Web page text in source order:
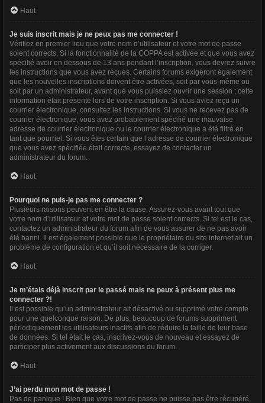
Haut
Je suis inscrit mais je ne peux pas me connecter !
Vérifiez en premier lieu que votre nom d’utilisateur et votre mot de passe
soient corrects. Si la fonctionnalité de la COPPA est activée et que vous avez
spécifié avoir en dessous de 13 ans pendant l’inscription, vous devrez suivre
les instructions que vous avez reçues. Certains forums exigeront également
que les nouvelles inscriptions doivent être activées, soit par vous-même ou
soit par un administrateur, avant que vous puissiez ouvrir une session ; cette
information était présente lors de votre inscription. Si vous aviez reçu un
courrier électronique, consultez les instructions. Si vous ne recevez pas de
courrier électronique, vous avez probablement spécifié une mauvaise
adresse de courrier électronique ou le courrier électronique a été filtré en
tant que pourriel. Si vous êtes certain que l’adresse de courrier électronique
que vous avez spécifiée était correcte, essayez de contacter un
administrateur du forum.
Haut
Pourquoi ne puis-je pas me connecter ?
Plusieurs raisons peuvent en être la cause. Assurez-vous avant tout que
votre nom d’utilisateur et votre mot de passe soient corrects. Si tel est le cas,
contactez un administrateur du forum afin de vous assurer de ne pas avoir
été banni. Il est également possible que le propriétaire du site internet ait un
problème de configuration et qu’il soit nécessaire de la corriger.
Haut
Je m’étais déjà inscrit par le passé mais ne peux à présent plus me
connecter ?!
Il est possible qu’un administrateur ait désactivé ou supprimé votre compte
pour une quelconque raison. De plus, beaucoup de forums suppriment
périodiquement les utilisateurs inactifs afin de réduire la taille de leur base
de données. Si tel était le cas, inscrivez-vous de nouveau et essayez de
participer plus activement aux discussions du forum.
Haut
J’ai perdu mon mot de passe !
Pas de panique ! Bien que votre mot de passe ne puisse pas être récupéré,